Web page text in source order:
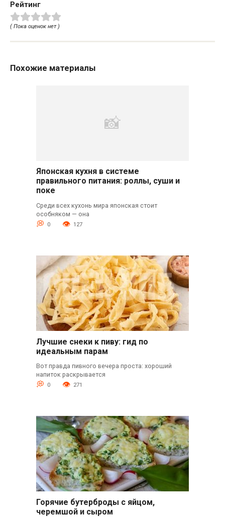
Рейтинг
( Пока оценок нет )
Похожие материалы
Японская кухня в системе
правильного питания: роллы, суши и
поке
Среди всех кухонь мира японская стоит
особняком — она
0 127
Лучшие снеки к пиву: гид по
идеальным парам
Вот правда пивного вечера проста: хороший
напиток раскрывается
0 271
Горячие бутерброды с яйцом,
черемшой и сыром